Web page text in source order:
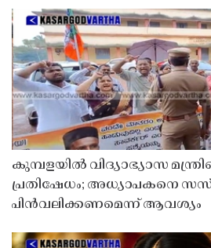
കുമ്പളയിൽ വിദ്യാഭ്യാസ
പ്രതിഷേധം; അധ്യാപകനെ
പിൻവലിക്കണമെന്ന് ആവശ്യം